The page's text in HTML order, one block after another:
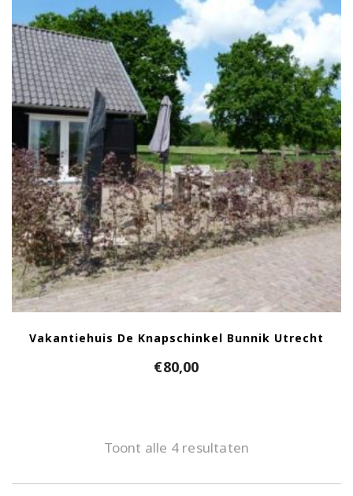
Vakantiehuis De Knapschinkel Bunnik Utrecht
€80,00
Toont alle 4 resultaten